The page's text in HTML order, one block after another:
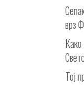
врз
Тој